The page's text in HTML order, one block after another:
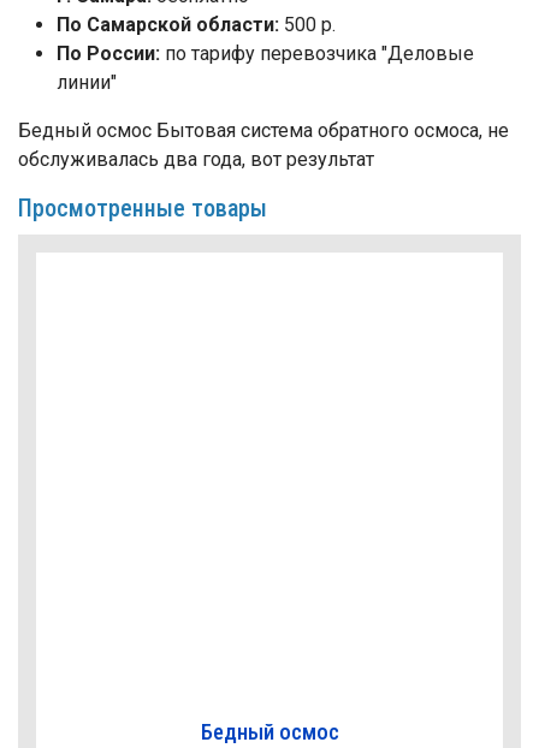
По Самарской области: 500 р.
По России: по тарифу перевозчика "Деловые
линии"
Бедный осмос Бытовая система обратного осмоса, не
обслуживалась два года, вот результат
Просмотренные товары
Бедный осмос